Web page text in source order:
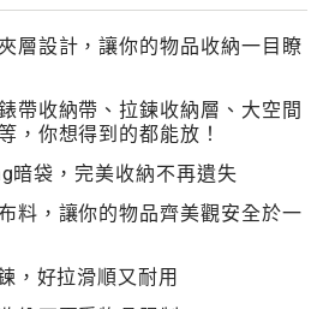
層設計，讓你的物品收納一目瞭
帶收納帶、拉鍊收納層、大空間
，你想得到的都能放！
暗袋，完美收納不再遺失
料，讓你的物品齊美觀安全於一
，好拉滑順又耐用